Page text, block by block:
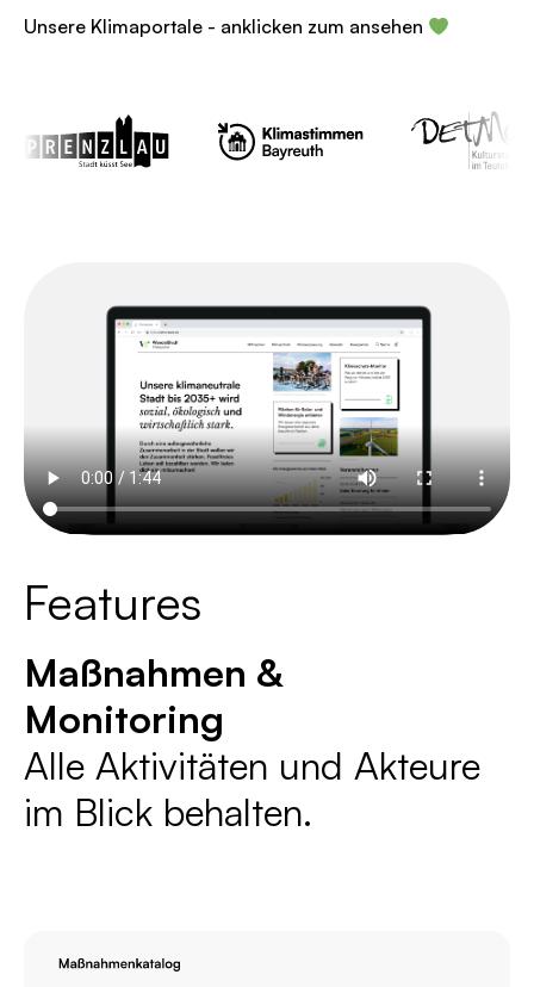
Unsere Klimaportale - anklicken zum ansehen
Features
Maßnahmen &
Monitoring
Alle Aktivitäten und Akteure
im Blick behalten.